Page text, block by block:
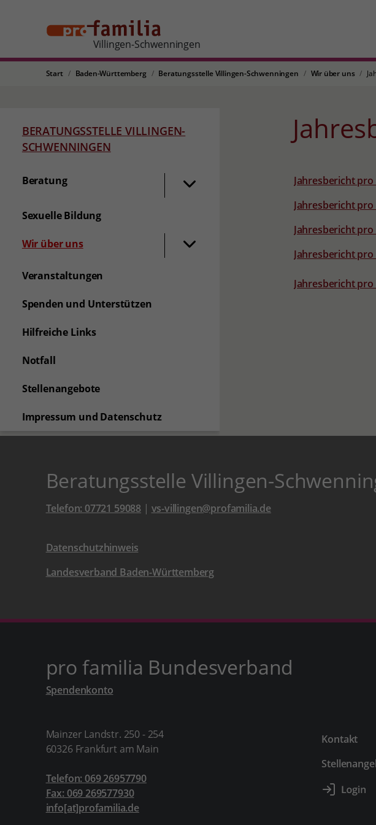
Villingen-Schwenningen
Start Baden-Württemberg Beratungsstelle Villingen-Schwenningen Wir über uns
BERATUNGSSTELLE VILLINGEN-
SCHWENNINGEN
Beratung
Sexuelle Bildung
Wir über uns
Veranstaltungen
Spenden und Unterstützen
Hilfreiche Links
Notfall
Stellenangebote
Impressum und Datenschutz
Jahresbericht
Jahresbericht
Jahresbericht
Jahresbericht
Jahresbericht
Beratungsstelle Villingen-
Telefon: 07721 59088 | vs-villingen@profamilia.de
Datenschutzhinweis
Landesverband Baden-Württemberg
pro familia Bundesverband
Spendenkonto
Mainzer Landstr. 250 - 254
60326 Frankfurt am Main
Telefon: 069 26957790
Fax: 069 269577930
info[at]profamilia.de
Kontakt